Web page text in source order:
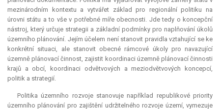
mezinárodním kontextu a vytvářet základ pro regionální politiku na
úrovni státu a to vše v potřebné míře obecnosti. Jde tedy o koncepční
nástroj, který určuje strategii a základní podmínky pro naplňování úkolů
územního plánování. Jejím účelem není stanovit pravidla vztahující se ke
konkrétní situaci, ale stanovit obecné rámcové úkoly pro navazující
územně plánovací činnost, zajistit koordinaci územně plánovací činnosti
krajů a obcí, koordinaci odvětvových a meziodvětvových koncepcí,
politik a strategií.
Politika územního rozvoje stanovuje například republikové priority
územního plánování pro zajištění udržitelného rozvoje území, vymezuje